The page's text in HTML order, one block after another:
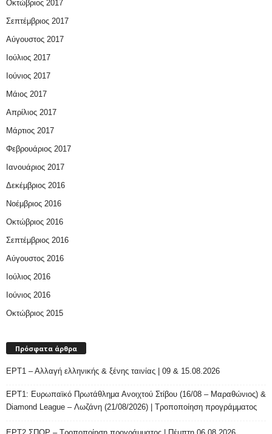
Οκτώβριος 2017
Σεπτέμβριος 2017
Αύγουστος 2017
Ιούλιος 2017
Ιούνιος 2017
Μάιος 2017
Απρίλιος 2017
Μάρτιος 2017
Φεβρουάριος 2017
Ιανουάριος 2017
Δεκέμβριος 2016
Νοέμβριος 2016
Οκτώβριος 2016
Σεπτέμβριος 2016
Αύγουστος 2016
Ιούλιος 2016
Ιούνιος 2016
Οκτώβριος 2015
Πρόσφατα άρθρα
ΕΡΤ1 – Αλλαγή ελληνικής & ξένης ταινίας | 09 & 15.08.2026
ΕΡΤ1: Ευρωπαϊκό Πρωτάθλημα Ανοιχτού Στίβου (16/08 – Μαραθώνιος) &
Diamond League – Λωζάνη (21/08/2026) | Τροποποίηση προγράμματος